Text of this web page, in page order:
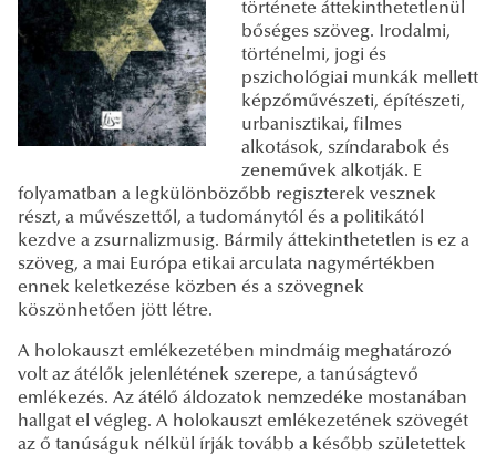
története áttekinthetetlenül
bőséges szöveg. Irodalmi,
történelmi, jogi és
pszichológiai munkák mellett
képzőművészeti, építészeti,
urbanisztikai, filmes
alkotások, színdarabok és
zeneművek alkotják. E
folyamatban a legkülönbözőbb regiszterek vesznek
részt, a művészettől, a tudománytól és a politikától
kezdve a zsurnalizmusig. Bármily áttekinthetetlen is ez a
szöveg, a mai Európa etikai arculata nagymértékben
ennek keletkezése közben és a szövegnek
köszönhetően jött létre.
A holokauszt emlékezetében mindmáig meghatározó
volt az átélők jelenlétének szerepe, a tanúságtevő
emlékezés. Az átélő áldozatok nemzedéke mostanában
hallgat el végleg. A holokauszt emlékezetének szövegét
az ő tanúságuk nélkül írják tovább a később születettek